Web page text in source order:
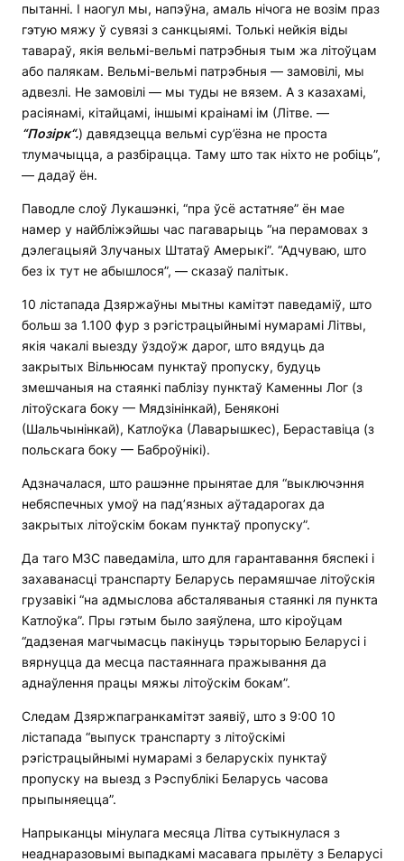
пытанні. І наогул мы, напэўна, амаль нічога не возім праз
гэтую мяжу ў сувязі з санкцыямі. Толькі нейкія віды
тавараў, якія вельмі-вельмі патрэбныя тым жа літоўцам
або палякам. Вельмі-вельмі патрэбныя — замовілі, мы
адвезлі. Не замовілі — мы туды не вязем. А з казахамі,
расіянамі, кітайцамі, іншымі краінамі ім (Літве. —
“Позірк“.) давядзецца вельмі сур’ёзна не проста
тлумачыцца, а разбірацца. Таму што так ніхто не робіць”,
— дадаў ён.
Паводле слоў Лукашэнкі, “пра ўсё астатняе” ён мае
намер у найбліжэйшы час пагаварыць “на перамовах з
дэлегацыяй Злучаных Штатаў Амерыкі”. “Адчуваю, што
без іх тут не абышлося”, — сказаў палітык.
10 лістапада Дзяржаўны мытны камітэт паведаміў, што
больш за 1.100 фур з рэгістрацыйнымі нумарамі Літвы,
якія чакалі выезду ўздоўж дарог, што вядуць да
закрытых Вільнюсам пунктаў пропуску, будуць
змешчаныя на стаянкі паблізу пунктаў Каменны Лог (з
літоўскага боку — Мядзінінкай), Беняконі
(Шальчынінкай), Катлоўка (Лаварышкес), Бераставіца (з
польскага боку — Баброўнікі).
Адзначалася, што рашэнне прынятае для “выключэння
небяспечных умоў на пад’язных аўтадарогах да
закрытых літоўскім бокам пунктаў пропуску”.
Да таго МЗС паведаміла, што для гарантавання бяспекі і
захаванасці транспарту Беларусь перамяшчае літоўскія
грузавікі “на адмыслова абсталяваныя стаянкі ля пункта
Катлоўка”. Пры гэтым было заяўлена, што кіроўцам
“дадзеная магчымасць пакінуць тэрыторыю Беларусі і
вярнуцца да месца пастаяннага пражывання да
аднаўлення працы мяжы літоўскім бокам”.
Следам Дзяржпагранкамітэт заявіў, што з 9:00 10
лістапада “выпуск транспарту з літоўскімі
рэгістрацыйнымі нумарамі з беларускіх пунктаў
пропуску на выезд з Рэспублікі Беларусь часова
прыпыняецца”.
Напрыканцы мінулага месяца Літва сутыкнулася з
неаднаразовымі выпадкамі масавага прылёту з Беларусі